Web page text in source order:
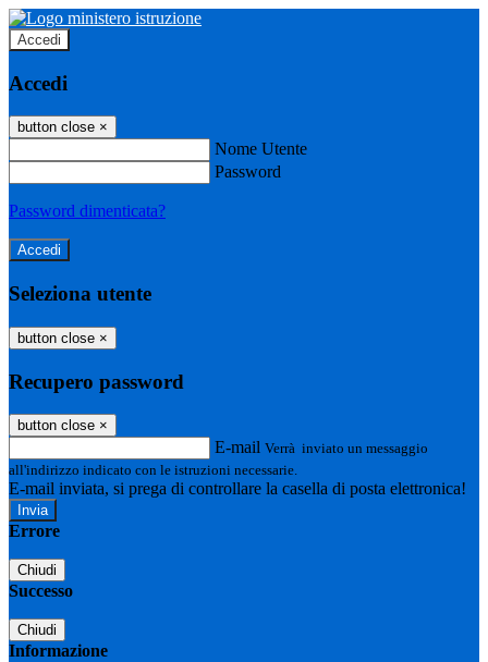
Accedi
Accedi
button close ×
Nome Utente
Password
Password dimenticata?
Seleziona utente
button close ×
Recupero password
button close ×
E-mail Verrà inviato un messaggio
all'indirizzo indicato con le istruzioni necessarie.
E-mail inviata, si prega di controllare la casella di posta elettronica!
Errore
Chiudi
Successo
Chiudi
Informazione